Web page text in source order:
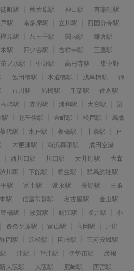
町駅 秋葉原駅 神田駅
有楽町駅
駅 南多摩駅 立川駅
西国分寺駅
原駅 八王子駅 関内駅
鎌倉駅
駅 四ツ谷駅 吉祥寺駅
三鷹駅
ノ水駅 中野駅 高円寺駅
東中野
飯田橋駅 水道橋駅 浅草橋駅
錦
市川駅 船橋駅 千葉駅
佐倉駅
高崎駅 赤羽駅 浦和駅 大宮駅
栗
駅 北千住駅 金町駅 松戸駅
馬橋
藤代駅 水戸駅 板橋駅 十条駅
戸
木更津駅 海浜幕張駅
成田空港
西川口駅 川口駅 大井町駅
大森
渋川駅 下館駅 桐生駅
群馬総社駅
駅 富士駅 常永駅 長野駅
三条
駅 信濃常盤駅 名古屋駅
金山駅
豊橋駅 敦賀駅 鯖江駅 福井駅
小
各務ケ原駅 富山駅 高岡駅
戸出
静岡駅 浜松駅 岡崎駅
三河安城駅
津駅 草津駅 伊勢市駅
彦根
新大阪駅 大阪駅 尼崎駅
西宮駅